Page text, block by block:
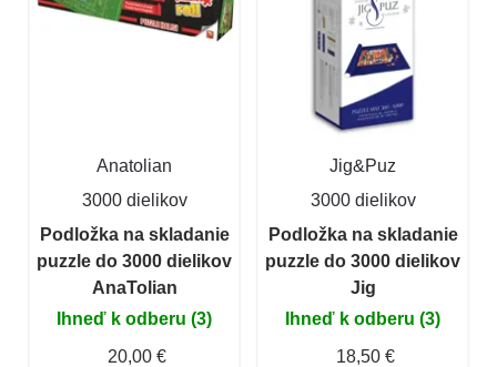
Anatolian
3000 dielikov
Podložka na skladanie
puzzle do 3000 dielikov
AnaTolian
Ihneď k odberu (3)
20,00 €
Jig&Puz
3000 dielikov
Podložka na skladanie
puzzle do 3000 dielikov
Jig
Ihneď k odberu (3)
18,50 €